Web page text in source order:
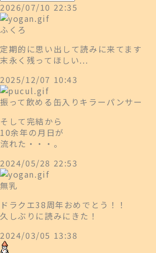
2026/07/10 22:35
ふくろ
定期的に思い出して読みに来てます
末永く残ってほしい...
2025/12/07 10:43
振って飲める缶入りキラーパンサー
そして完結から
10余年の月日が
流れた・・・。
2024/05/28 22:53
無乳
ドラクエ38周年おめでとう！！
久しぶりに読みにきた！
2024/03/05 13:38